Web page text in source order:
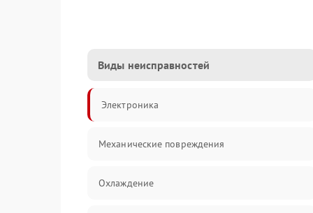
Виды неисправностей
Электроника
Механические повреждения
Охлаждение